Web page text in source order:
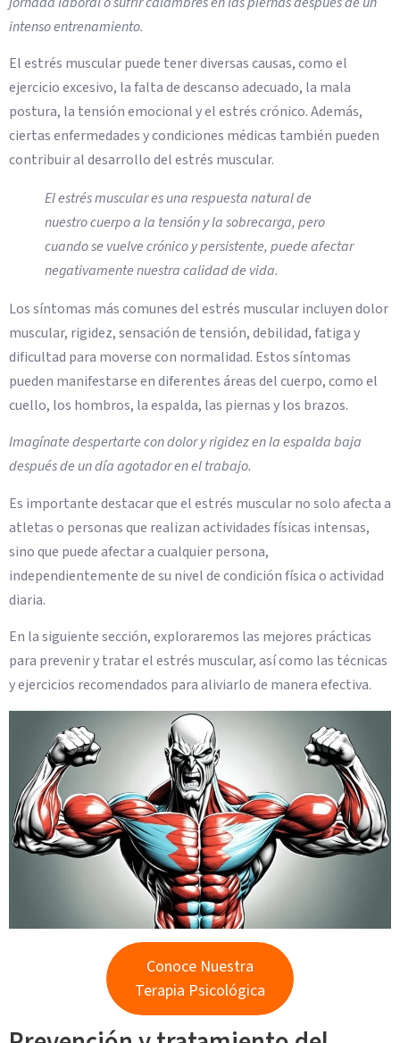
intenso entrenamiento.
El estrés muscular puede tener diversas causas, como el
ejercicio excesivo, la falta de descanso adecuado, la mala
postura, la tensión emocional y el estrés crónico. Además,
ciertas enfermedades y condiciones médicas también pueden
contribuir al desarrollo del estrés muscular.
El estrés muscular es una respuesta natural de
nuestro cuerpo a la tensión y la sobrecarga, pero
cuando se vuelve crónico y persistente, puede afectar
negativamente nuestra calidad de vida.
Los síntomas más comunes del estrés muscular incluyen dolor
muscular, rigidez, sensación de tensión, debilidad, fatiga y
dificultad para moverse con normalidad. Estos síntomas
pueden manifestarse en diferentes áreas del cuerpo, como el
cuello, los hombros, la espalda, las piernas y los brazos.
Imagínate despertarte con dolor y rigidez en la espalda baja
después de un día agotador en el trabajo.
Es importante destacar que el estrés muscular no solo afecta a
atletas o personas que realizan actividades físicas intensas,
sino que puede afectar a cualquier persona,
independientemente de su nivel de condición física o actividad
diaria.
En la siguiente sección, exploraremos las mejores prácticas
para prevenir y tratar el estrés muscular, así como las técnicas
y ejercicios recomendados para aliviarlo de manera efectiva.
Conoce Nuestra
Terapia Psicológica